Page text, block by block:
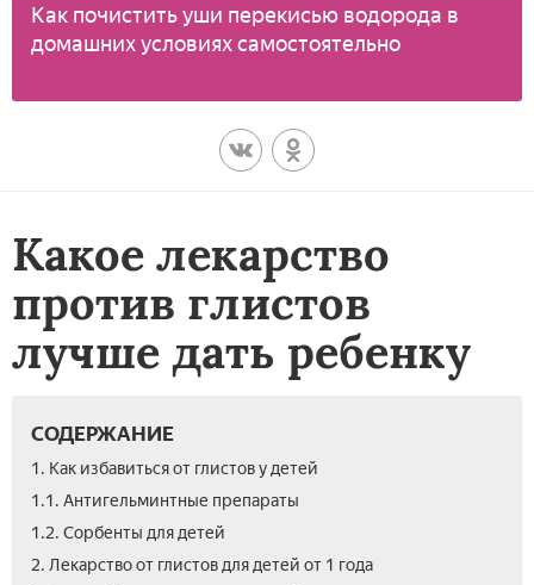
Как почистить уши перекисью водорода в
домашних условиях самостоятельно
Какое лекарство
против глистов
лучше дать ребенку
СОДЕРЖАНИЕ
1. Как избавиться от глистов у детей
1.1. Антигельминтные препараты
1.2. Сорбенты для детей
2. Лекарство от глистов для детей от 1 года